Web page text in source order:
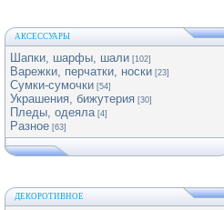
АКСЕССУАРЫ
Шапки, шарфы, шали [102]
Варежки, перчатки, носки [23]
Сумки-сумочки [54]
Украшения, бижутерия [30]
Пледы, одеяла [4]
Разное [63]
ДЕКОРОТИВНОЕ